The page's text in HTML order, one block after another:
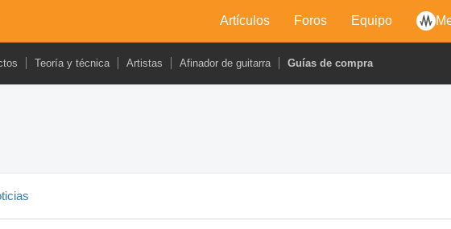
Artículos Foros Equipo
Teoría y técnica Artistas Afinador de guitarra Guías de compra